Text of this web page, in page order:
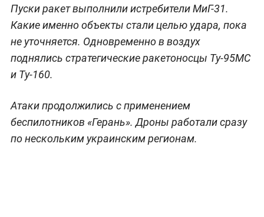
Пуски ракет выполнили истребители МиГ-31.
Какие именно объекты стали целью удара, пока
не уточняется. Одновременно в воздух
поднялись стратегические ракетоносцы Ту-95МС
и Ту-160.
Атаки продолжились с применением
беспилотников «Герань». Дроны работали сразу
по нескольким украинским регионам.